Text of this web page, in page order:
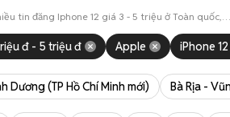
tin đăng Iphone 12 giá 3 - 5 triệu ở Toàn
gặp để kiểm tra ngoại hình và tình trạng máy
đ - 5 triệu đ Apple iPhone 12
Dương (TP Hồ Chí Minh mới) Bà Rịa -